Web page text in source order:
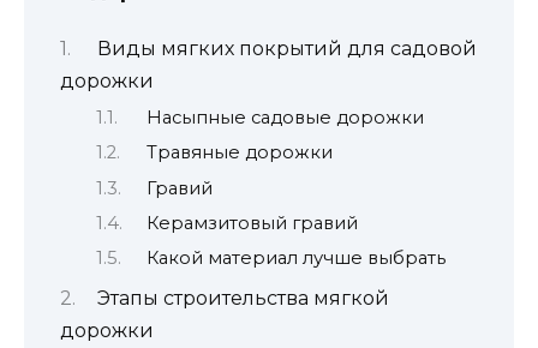
Виды мягких покрытий для садовой
дорожки
Насыпные садовые дорожки
Травяные дорожки
Гравий
Керамзитовый гравий
Какой материал лучше выбрать
Этапы строительства мягкой
дорожки